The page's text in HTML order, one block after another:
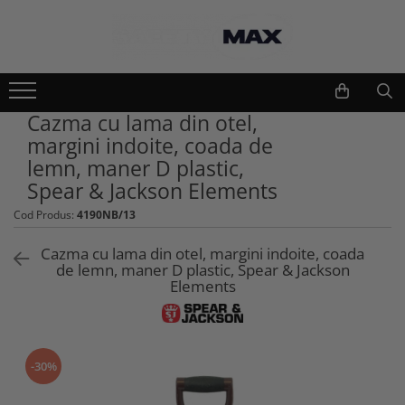
Imbracaminte lucru
Geci
Camasi
Bluze si hanorace
Tricouri
Caciuli si gulere
Pantaloni si salopete
Pelerine
Incaltaminte protectie
Unelte gradinarit
Atomizoare si stropitori
Cultivatoare
Seturi unelte gradinarit
Plantatoare
Foarfeci gradinarit
Macete si seceri
Pistoale de udat si aspersoare
Unelte constructii
Gletiere
Cazma cu lama din otel,
margini indoite, coada de
lemn, maner D plastic,
Spear & Jackson Elements
Cod Produs: 4190NB/13
Cazma cu lama din otel, margini indoite, coada
de lemn, maner D plastic, Spear & Jackson
Elements
-30%